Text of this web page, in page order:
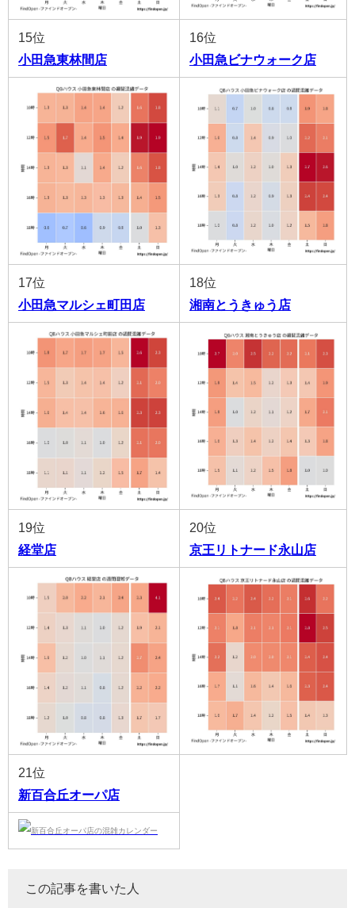
15位
小田急東林間店
16位
小田急ビナウォーク店
17位
小田急マルシェ町田店
18位
湘南とうきゅう店
19位
経堂店
20位
京王リトナード永山店
21位
新百合丘オーパ店
この記事を書いた人